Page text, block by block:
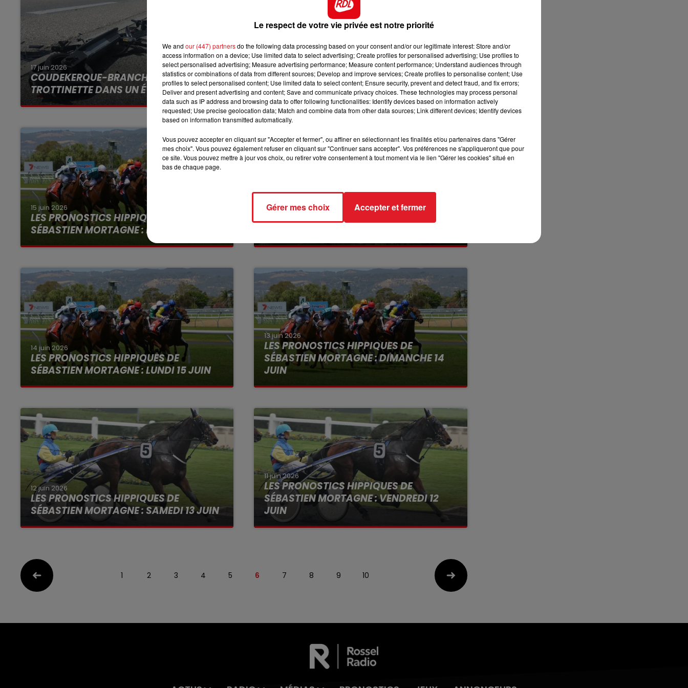
17 juin 2026
COUDEKERQUE-BRANCHE: UN JEUNE À
TROTTINETTE DANS UN ÉTAT CRITIQUE
16 juin 2026
LES PRONOSTICS HIPPIQUES DE
SÉBASTIEN MORTAGNE : MERCREDI 17
JUIN
15 juin 2026
LES PRONOSTICS HIPPIQUES DE
SÉBASTIEN MORTAGNE : MARDI 16 JUIN
15 juin 2026
AIRE-SUR-LA-LYS: UN HOMME A PERDU
14 juin 2026
LES PRONOSTICS HIPPIQUES DE
SÉBASTIEN MORTAGNE : LUNDI 15 JUIN
13 juin 2026
LES PRONOSTICS HIPPIQUES DE
SÉBASTIEN MORTAGNE : DIMANCHE 14
JUIN
12 juin 2026
LES PRONOSTICS HIPPIQUES DE
SÉBASTIEN MORTAGNE : SAMEDI 13 JUIN
11 juin 2026
LES PRONOSTICS HIPPIQUES DE
SÉBASTIEN MORTAGNE : VENDREDI 12
JUIN
1 2 3 4 5 6 7 8 9 10
Le respect de votre vie privée est notre priorité
We and our (447) partnersdo the following data processing based on your consent and/or our legitimate interest: Store and/or
access information on a device; Use limited data to select advertising; Create profiles for personalised advertising; Use profiles to
select personalised advertising; Measure advertising performance; Measure content performance; Understand audiences through
statistics or combinations of data from different sources; Develop and improve services; Create profiles to personalise content; Use
profiles to select personalised content; Use limited data to select content; Ensure security, prevent and detect fraud, and fix errors;
Deliver and present advertising and content; Save and communicate privacy choices. These technologies may process personal
data such as IP address and browsing data to offer following functionalities: Identify devices based on information actively
requested; Use precise geolocation data; Match and combine data from other data sources; Link different devices; Identify devices
based on information transmitted automatically.
Vous pouvez accepter en cliquant sur "Accepter et fermer", ou affiner en sélectionnant les finalités et/ou partenaires dans "Gérer
mes choix". Vous pouvez également refuser en cliquant sur "Continuer sans accepter". Vos préférences ne s'appliqueront que pour
ce site. Vous pouvez mettre à jour vos choix, ou retirer votre consentement à tout moment via le lien "Gérer les cookies" situé en
bas de chaque page.
Gérer mes choix Accepter et fermer